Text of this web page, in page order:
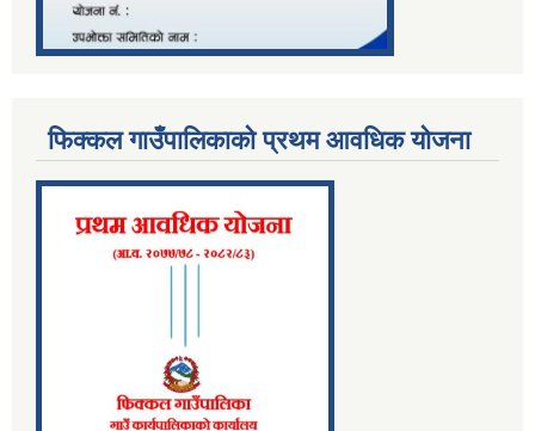
फिक्कल गाउँपालिकाको प्रथम आवधिक योजना